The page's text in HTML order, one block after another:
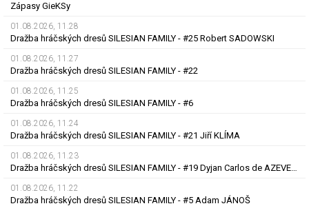
Zápasy GieKSy
01.08.2026, 11.28
Dražba hráčských dresů SILESIAN FAMILY - #25 Robert SADOWSKI
01.08.2026, 11.27
Dražba hráčských dresů SILESIAN FAMILY - #22
01.08.2026, 11.25
Dražba hráčských dresů SILESIAN FAMILY - #6
01.08.2026, 11.24
Dražba hráčských dresů SILESIAN FAMILY - #21 Jiří KLÍMA
01.08.2026, 11.23
Dražba hráčských dresů SILESIAN FAMILY - #19 Dyjan Carlos de AZEVEDO
01.08.2026, 11.22
Dražba hráčských dresů SILESIAN FAMILY - #5 Adam JÁNOŠ